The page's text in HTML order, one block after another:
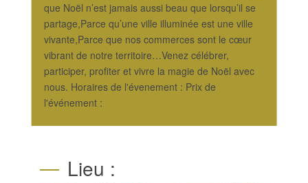
que Noël n’est jamais aussi beau que lorsqu’il se
partage,Parce qu’une ville illuminée est une ville
vivante,Parce que nos commerces sont le cœur
vibrant de notre territoire…Venez célébrer,
participer, profiter et vivre la magie de Noël avec
nous. Horaires de l'évenement : Prix de
l'événement :
Lieu :